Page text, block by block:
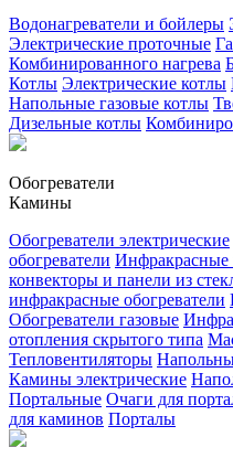
Водонагреватели и бойлеры
Электрические проточные
Комбинированного нагрева
Котлы Электрические котлы
Напольные газовые котлы
Дизельные котлы
Обогреватели
Камины
Обогреватели электрические
обогреватели Инфракрасные
конвекторы и панели из
инфракрасные обогреватели
Обогреватели газовые
отопления скрытого типа
Тепловентиляторы
Камины электрические
Портальные Очаги для
для каминов Порталы